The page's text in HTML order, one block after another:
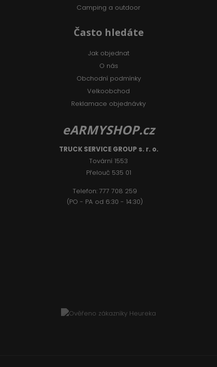
Camping a outdoor
Často hledáte
Jak objednat
O nás
Obchodní podmínky
Velkoobchod
Reklamace objednávky
eARMYSHOP.cz
TRUCK SERVICE GROUP s. r. o.
Tovární 1553
Přelouč 535 01
Telefon: 777 708 259
(PO - PA od 6:30 - 14:30)